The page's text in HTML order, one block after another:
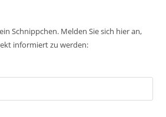
Schnippchen. Melden Sie sich hier an,
informiert zu werden: